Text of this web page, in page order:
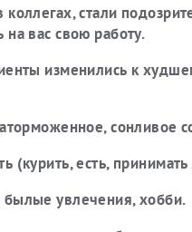
стали
на вас свою работу.
изменились к
сонливое
(курить, есть, принимать
увлечения, хобби.